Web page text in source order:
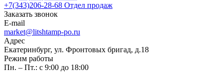
+7(343)206-28-68 Отдел продаж
Заказать звонок
E-mail
market@litshtamp-po.ru
Адрес
Екатеринбург, ул. Фронтовых бригад, д.18
Режим работы
Пн. – Пт.: с 9:00 до 18:00